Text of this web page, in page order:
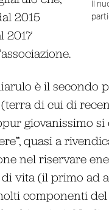
Il
2015
2017
è il secondo
di cui di
giovanissimo
quasi a
nel riservare
vita (il primo ad
componenti